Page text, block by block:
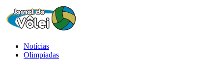
Notícias
Olimpíadas